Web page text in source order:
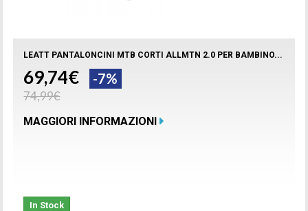
LEATT PANTALONCINI MTB CORTI ALLMTN 2.0 PER BAMBINO...
69,74€ -7%
74,99€
MAGGIORI INFORMAZIONI
In Stock